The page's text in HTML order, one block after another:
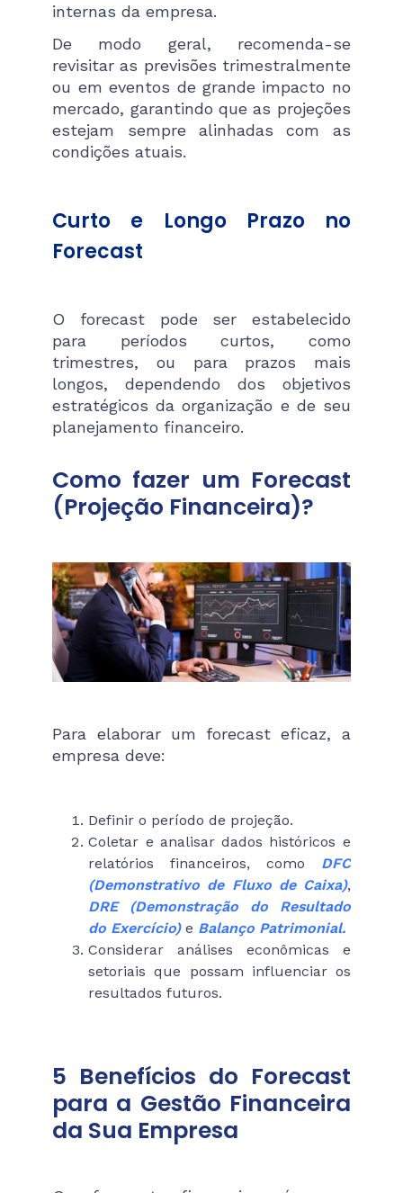
internas da empresa.
De modo geral, recomenda-se
revisitar as previsões trimestralmente
ou em eventos de grande impacto no
mercado, garantindo que as projeções
estejam sempre alinhadas com as
condições atuais.
Curto e Longo Prazo no
Forecast
O forecast pode ser estabelecido
para períodos curtos, como
trimestres, ou para prazos mais
longos, dependendo dos objetivos
estratégicos da organização e de seu
planejamento financeiro.
Como fazer um Forecast
(Projeção Financeira)?
Para elaborar um forecast eficaz, a
empresa deve:
Definir o período de projeção.
Coletar e analisar dados históricos e
relatórios financeiros, como DFC
(Demonstrativo de Fluxo de Caixa),
DRE (Demonstração do Resultado
do Exercício)e Balanço Patrimonial.
Considerar análises econômicas e
setoriais que possam influenciar os
resultados futuros.
5 Benefícios do Forecast
para a Gestão Financeira
da Sua Empresa